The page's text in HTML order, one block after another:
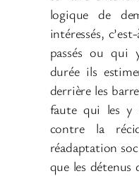
logique de
intéressés,
passés ou qui
durée ils
derrière les
faute qui les y
contre la
réadaptation
que les détenus